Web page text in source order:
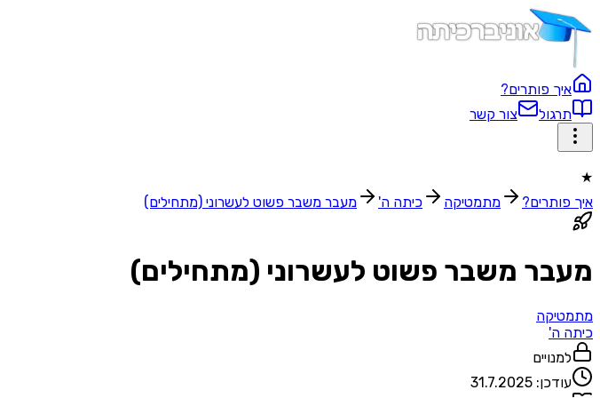
איך פותרים?
תרגול
צור קשר
★
איך פותרים?
מתמטיקה כיתה ה' מעבר משבר פשוט לעשרוני (מתחילים)
מעבר משבר פשוט לעשרוני (מתחילים)
מתמטיקה
כיתה ה'
למנויים
עודכן: 31.7.2025